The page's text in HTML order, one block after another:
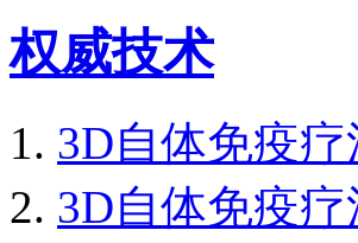
权威技术
3D自体免疫疗
3D自体免疫